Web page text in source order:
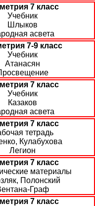
7 класс
Учебник
Шлыков
асвета
7-9 класс
Учебник
Атанасян
7 класс
Учебник
Казаков
асвета
7 класс
тетрадь
Кулабухова
Легион
7 класс
материалы
Полонский
Граф
7 класс